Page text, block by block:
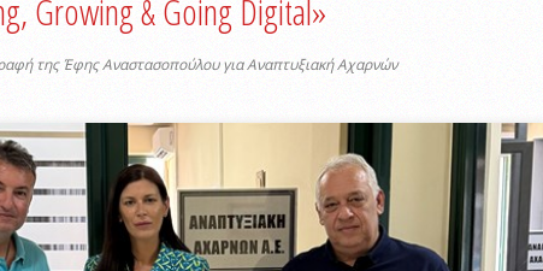
Growing & Going Digital»
της Έφης Αναστασοπούλου για Αναπτυξιακή Αχαρνών